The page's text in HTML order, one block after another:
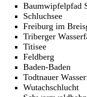
Baumwipfelpfad
Schluchsee
Freiburg im
Triberger
Titisee
Feldberg
Baden-Baden
Todtnauer
Wutachschlucht